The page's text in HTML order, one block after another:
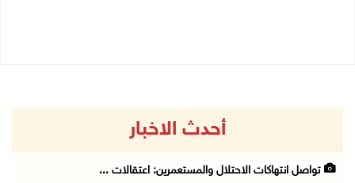
أحدث الاخبار
تواصل انتهاكات الاحتلال والمستعمرين: اعتقالات ...